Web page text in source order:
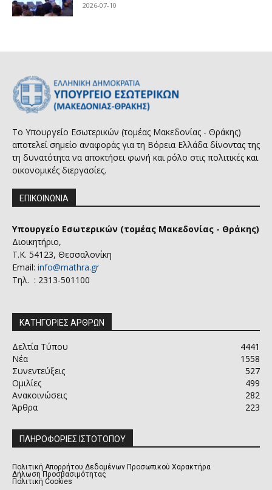
2026-07-10
Το Υπουργείο Εσωτερικών (τομέας Μακεδονίας - Θράκης)
αποτελεί σημείο αναφοράς για τη Βόρεια Ελλάδα δίνοντας της
τη δυνατότητα να αποκτήσει φωνή και ρόλο στις πολιτικές και
οικονομικές διεργασίες.
ΕΠΙΚΟΙΝΩΝΙΑ
Υπουργείο Εσωτερικών (τομέας Μακεδονίας - Θράκης)
Διοικητήριο,
Τ.Κ. 54123, Θεσσαλονίκη
Email: info@mathra.gr
Τηλ. : 2313-501100
ΚΑΤΗΓΟΡΙΕΣ ΑΡΘΡΩΝ
Δελτία Τύπου
4441
Νέα
1558
Συνεντεύξεις
527
Ομιλίες
499
Ανακοινώσεις
282
Άρθρα
223
ΠΛΗΡΟΦΟΡΙΕΣ ΙΣΤΟΤΟΠΟΥ
Πολιτική Απορρήτου Δεδομένων Προσωπικού Χαρακτήρα
Δήλωση Προσβασιμότητας
Πολιτική Cookies